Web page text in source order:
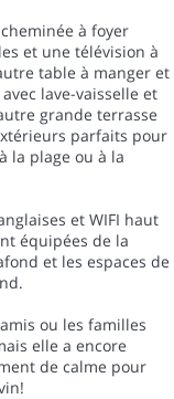
à foyer
et une télévision à
table à manger et
lave-vaisselle et
grande terrasse
parfaits pour
la plage ou à la
et WIFI haut
équipées de la
et les espaces de
ou les familles
elle a encore
de calme pour